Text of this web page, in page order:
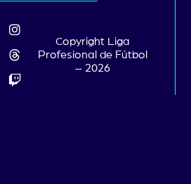
Copyright Liga
Profesional de Fútbol
– 2026